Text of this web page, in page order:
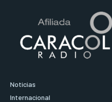
Noticias
Internacional